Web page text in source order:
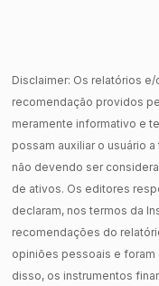
Disclaimer: Os relatórios
recomendação providos
meramente informativo e
possam auxiliar o usuário
não devendo ser
de ativos. Os editores
declaram, nos termos da
recomendações do
opiniões pessoais e
disso, os instrumentos